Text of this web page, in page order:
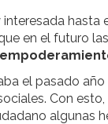
en el futuro las
el pasado
Con
algunas